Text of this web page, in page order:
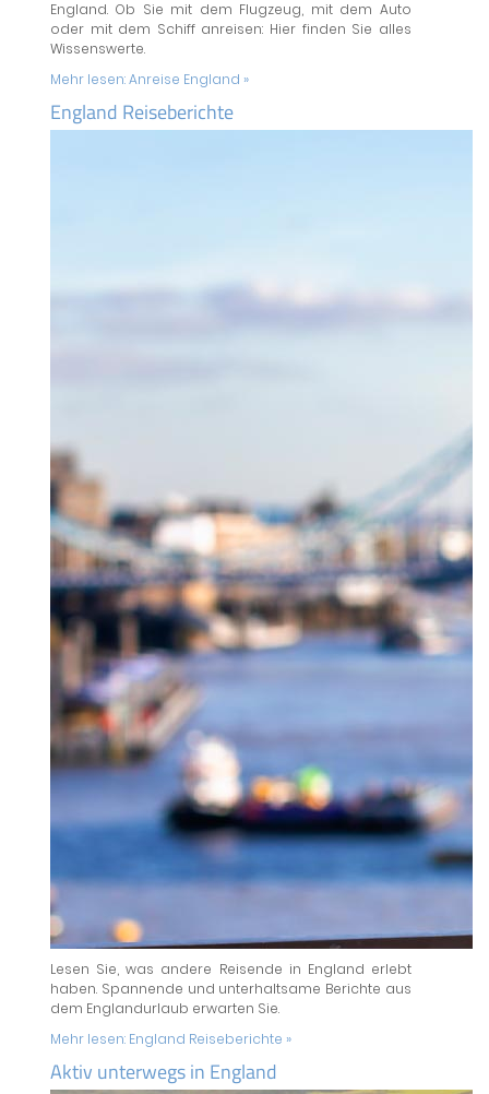
England. Ob Sie mit dem Flugzeug, mit dem Auto
oder mit dem Schiff anreisen: Hier finden Sie alles
Wissenswerte.
Mehr lesen:Anreise England »
England Reiseberichte
Lesen Sie, was andere Reisende in England erlebt
haben. Spannende und unterhaltsame Berichte aus
dem Englandurlaub erwarten Sie.
Mehr lesen: England Reiseberichte »
Aktiv unterwegs in England